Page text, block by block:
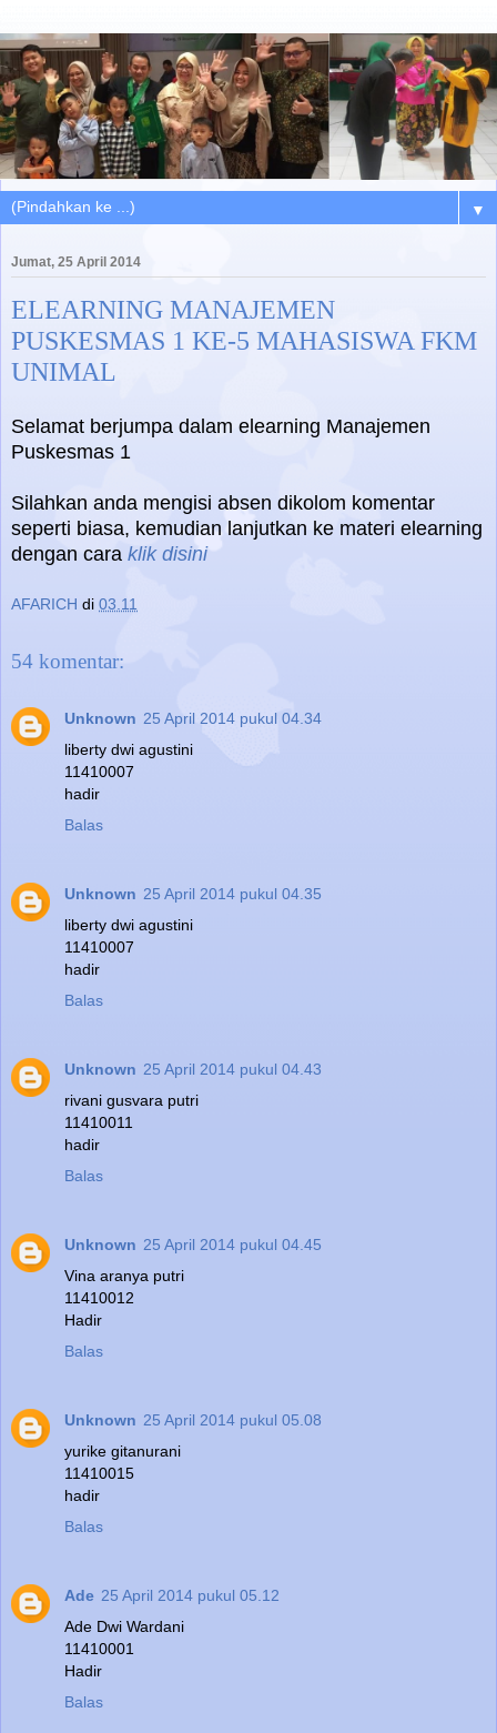
▼
Jumat, 25 April 2014
ELEARNING MANAJEMEN
PUSKESMAS 1 KE-5 MAHASISWA FKM
UNIMAL
Selamat berjumpa dalam elearning Manajemen
Puskesmas 1
Silahkan anda mengisi absen dikolom komentar
seperti biasa, kemudian lanjutkan ke materi elearning
dengan cara klik disini
AFARICH di 03.11
54 komentar:
Unknown 25 April 2014 pukul 04.34
liberty dwi agustini
11410007
hadir
Balas
Unknown 25 April 2014 pukul 04.35
liberty dwi agustini
11410007
hadir
Balas
Unknown 25 April 2014 pukul 04.43
rivani gusvara putri
11410011
hadir
Balas
Unknown 25 April 2014 pukul 04.45
Vina aranya putri
11410012
Hadir
Balas
Unknown 25 April 2014 pukul 05.08
yurike gitanurani
11410015
hadir
Balas
Ade 25 April 2014 pukul 05.12
Ade Dwi Wardani
11410001
Hadir
Balas